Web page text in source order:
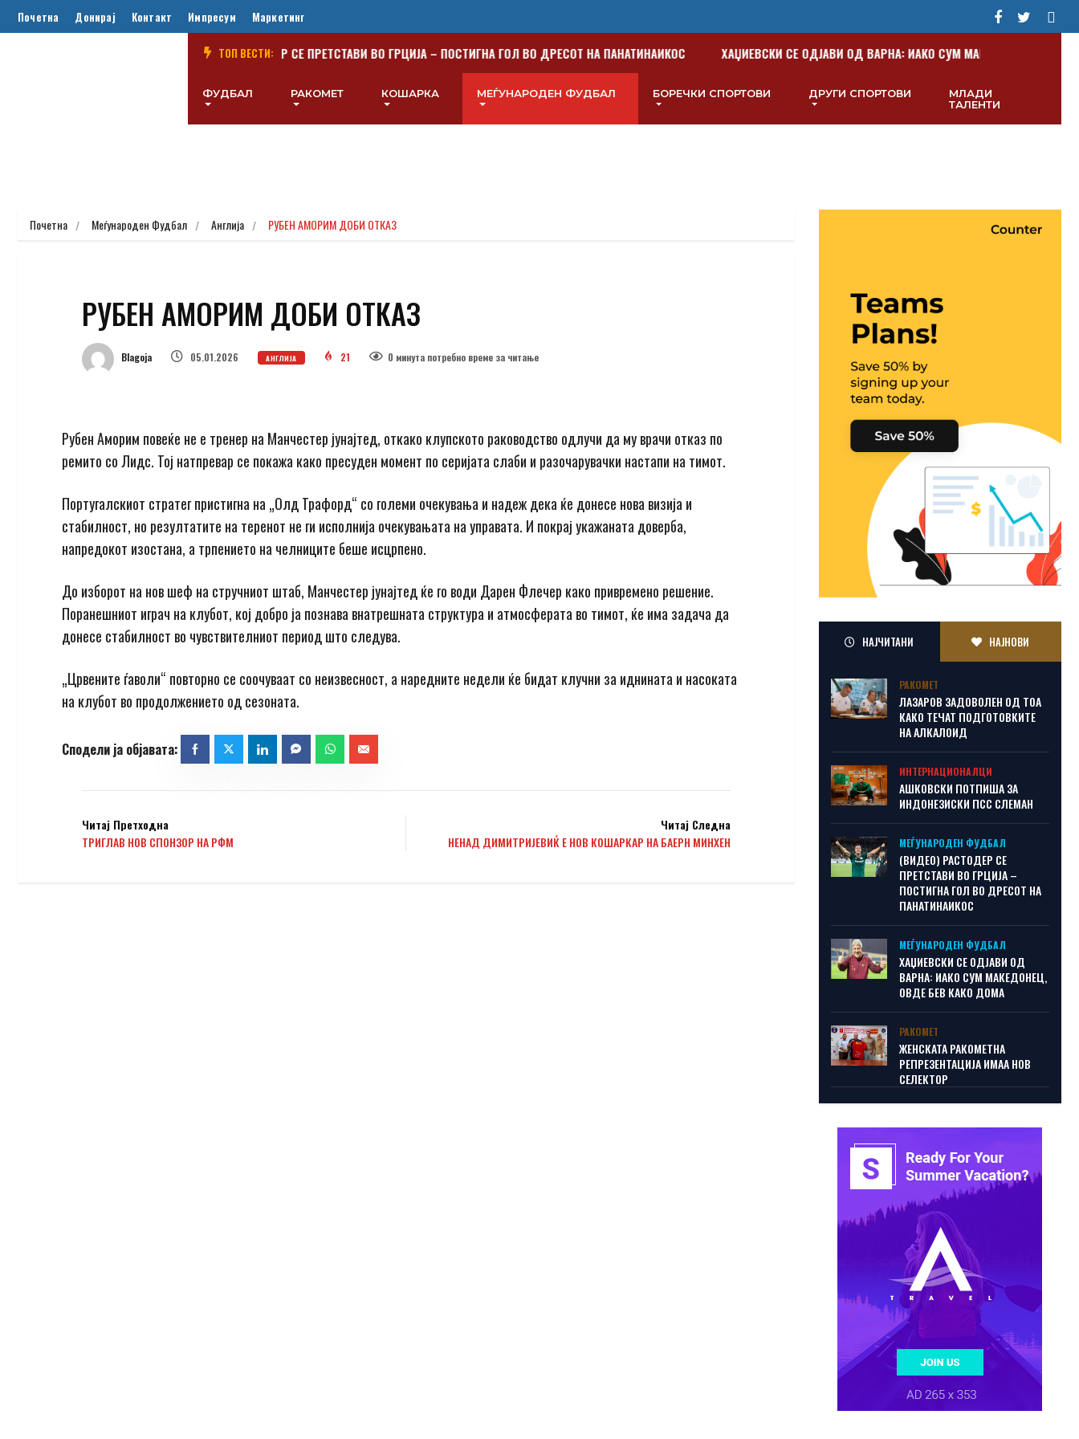
Почетна Донирај Контакт Импресум Маркетинг
ТОП ВЕСТИ:
(ВИДЕО) РАСТОДЕР СЕ ПРЕТСТАВИ ВО ГРЦИЈА – ПОСТИГНА ГОЛ ВО ДРЕСОТ НА ПАНАТИНАИКОС ХАЏИЕВСКИ СЕ ОДЈАВИ ОД ВАРНА: ИАКО СУМ МАКЕДОНЕЦ, ОВДЕ
ФУДБАЛ РАКОМЕТ КОШАРКА МЕЃУНАРОДЕН ФУДБАЛ БОРЕЧКИ СПОРТОВИ ДРУГИ СПОРТОВИ
МЛАДИ
ТАЛЕНТИ
Почетна Меѓународен Фудбал Англија РУБЕН АМОРИМ ДОБИ ОТКАЗ
РУБЕН АМОРИМ ДОБИ ОТКАЗ
Blagoja 05.01.2026 АНГЛИЈА 21 0 минутa потребно време за читање
Рубен Аморим повеќе не е тренер на Манчестер јунајтед, откако клупското раководство одлучи да му врачи отказ по
ремито со Лидс. Тој натпревар се покажа како пресуден момент по серијата слаби и разочарувачки настапи на тимот.
Португалскиот стратег пристигна на „Олд Трафорд“ со големи очекувања и надеж дека ќе донесе нова визија и
стабилност, но резултатите на теренот не ги исполнија очекувањата на управата. И покрај укажаната доверба,
напредокот изостана, а трпението на челниците беше исцрпено.
До изборот на нов шеф на стручниот штаб, Манчестер јунајтед ќе го води Дарен Флечер како привремено решение.
Поранешниот играч на клубот, кој добро ја познава внатрешната структура и атмосферата во тимот, ќе има задача да
донесе стабилност во чувствителниот период што следува.
„Црвените ѓаволи“ повторно се соочуваат со неизвесност, а наредните недели ќе бидат клучни за иднината и насоката
на клубот во продолжението од сезоната.
Читај Претходна
ТРИГЛАВ НОВ СПОНЗОР НА РФМ
Читај Следна
НЕНАД ДИМИТРИЈЕВИЌ Е НОВ КОШАРКАР НА БАЕРН МИНХЕН
НАЈЧИТАНИ НАЈНОВИ
РАКОМЕТ
ЛАЗАРОВ ЗАДОВОЛЕН ОД ТОА
КАКО ТЕЧАТ ПОДГОТОВКИТЕ
НА АЛКАЛОИД
ИНТЕРНАЦИОНАЛЦИ
АШКОВСКИ ПОТПИША ЗА
ИНДОНЕЗИСКИ ПСС СЛЕМАН
МЕЃУНАРОДЕН ФУДБАЛ
(ВИДЕО) РАСТОДЕР СЕ
ПРЕТСТАВИ ВО ГРЦИЈА –
ПОСТИГНА ГОЛ ВО ДРЕСОТ НА
ПАНАТИНАИКОС
МЕЃУНАРОДЕН ФУДБАЛ
ХАЏИЕВСКИ СЕ ОДЈАВИ ОД
ВАРНА: ИАКО СУМ МАКЕДОНЕЦ,
ОВДЕ БЕВ КАКО ДОМА
РАКОМЕТ
ЖЕНСКАТА РАКОМЕТНА
РЕПРЕЗЕНТАЦИЈА ИМАА НОВ
СЕЛЕКТОР